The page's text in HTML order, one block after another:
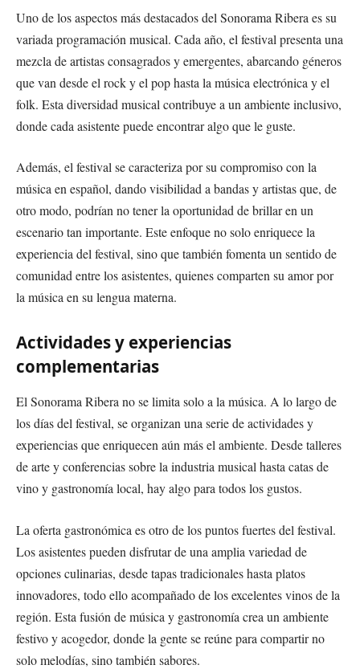
Uno de los aspectos más destacados del Sonorama Ribera es su
variada programación musical. Cada año, el festival presenta una
mezcla de artistas consagrados y emergentes, abarcando géneros
que van desde el rock y el pop hasta la música electrónica y el
folk. Esta diversidad musical contribuye a un ambiente inclusivo,
donde cada asistente puede encontrar algo que le guste.
Además, el festival se caracteriza por su compromiso con la
música en español, dando visibilidad a bandas y artistas que, de
otro modo, podrían no tener la oportunidad de brillar en un
escenario tan importante. Este enfoque no solo enriquece la
experiencia del festival, sino que también fomenta un sentido de
comunidad entre los asistentes, quienes comparten su amor por
la música en su lengua materna.
Actividades y experiencias
complementarias
El Sonorama Ribera no se limita solo a la música. A lo largo de
los días del festival, se organizan una serie de actividades y
experiencias que enriquecen aún más el ambiente. Desde talleres
de arte y conferencias sobre la industria musical hasta catas de
vino y gastronomía local, hay algo para todos los gustos.
La oferta gastronómica es otro de los puntos fuertes del festival.
Los asistentes pueden disfrutar de una amplia variedad de
opciones culinarias, desde tapas tradicionales hasta platos
innovadores, todo ello acompañado de los excelentes vinos de la
región. Esta fusión de música y gastronomía crea un ambiente
festivo y acogedor, donde la gente se reúne para compartir no
solo melodías, sino también sabores.